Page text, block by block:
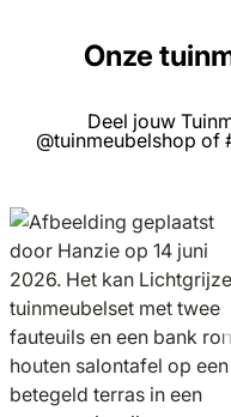
Onze
Deel jouw
@tuinmeubelshop of